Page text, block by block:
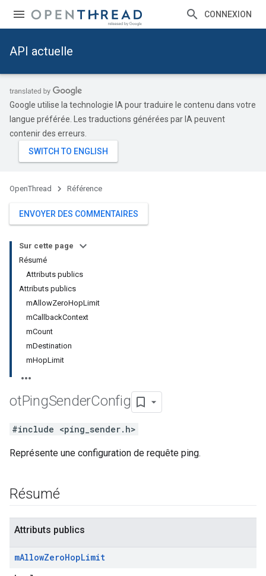
CONNEXION
API actuelle
Google utilise la technologie IA pour traduire le contenu dans votre
langue préférée. Les traductions générées par IA peuvent
contenir des erreurs.
OpenThread Référence
ENVOYER DES COMMENTAIRES
Sur cette page
Résumé
Attributs publics
Attributs publics
mAllowZeroHopLimit
mCallbackContext
mCount
mDestination
mHopLimit
otPingSenderConfig
#include <ping_sender.h>
Représente une configuration de requête ping.
Résumé
Attributs publics
mAllowZeroHopLimit